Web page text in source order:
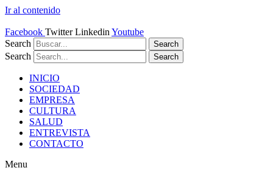
Ir al contenido
Facebook Twitter Linkedin Youtube
Search
Search
Search Search
INICIO
SOCIEDAD
EMPRESA
CULTURA
SALUD
ENTREVISTA
CONTACTO
Menu